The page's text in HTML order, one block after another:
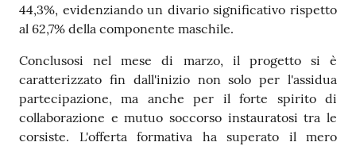
44,3%, evidenziando un divario significativo rispetto
al 62,7% della componente maschile.
Conclusosi nel mese di marzo, il progetto si è
caratterizzato fin dall'inizio non solo per l'assidua
partecipazione, ma anche per il forte spirito di
collaborazione e mutuo soccorso instauratosi tra le
corsiste. L'offerta formativa ha superato il mero